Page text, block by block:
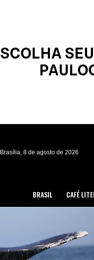
Brasília, 8 de agosto de 2026
BRASIL CAFÉ